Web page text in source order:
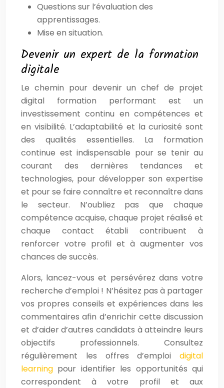
Questions sur l’évaluation des
apprentissages.
Mise en situation.
Devenir un expert de la formation
digitale
Le chemin pour devenir un chef de projet
digital formation performant est un
investissement continu en compétences et
en visibilité. L’adaptabilité et la curiosité sont
des qualités essentielles. La formation
continue est indispensable pour se tenir au
courant des dernières tendances et
technologies, pour développer son expertise
et pour se faire connaître et reconnaître dans
le secteur. N’oubliez pas que chaque
compétence acquise, chaque projet réalisé et
chaque contact établi contribuent à
renforcer votre profil et à augmenter vos
chances de succès.
Alors, lancez-vous et persévérez dans votre
recherche d’emploi ! N’hésitez pas à partager
vos propres conseils et expériences dans les
commentaires afin d’enrichir cette discussion
et d’aider d’autres candidats à atteindre leurs
objectifs professionnels. Consultez
régulièrement les offres d’emploi digital
learning pour identifier les opportunités qui
correspondent à votre profil et aux